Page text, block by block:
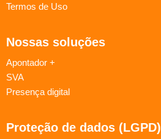
Termos de Uso
Nossas soluções
Apontador +
SVA
Presença digital
Proteção de dados (LGPD)